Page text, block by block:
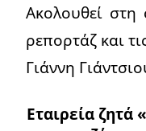
Ακολουθεί στη
ρεπορτάζ και
Γιάννη
Εταιρεία